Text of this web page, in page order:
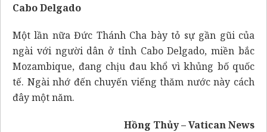
Cabo Delgado
Một lần nữa Đức Thánh Cha bày tỏ sự gần gũi của
ngài với người dân ở tỉnh Cabo Delgado, miền bắc
Mozambique, đang chịu đau khổ vì khủng bố quốc
tế. Ngài nhớ đến chuyến viếng thăm nước này cách
đây một năm.
Hồng Thủy – Vatican News